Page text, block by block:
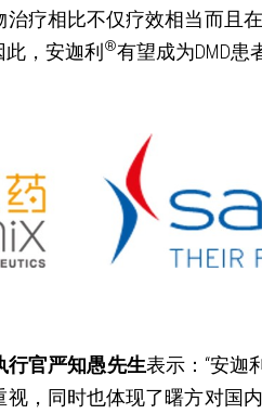
疗相比不仅疗效相当而且
，安迦利 ®有望成为DMD患
行官严知愚先生表示：“安迦利
，同时也体现了曙方对国